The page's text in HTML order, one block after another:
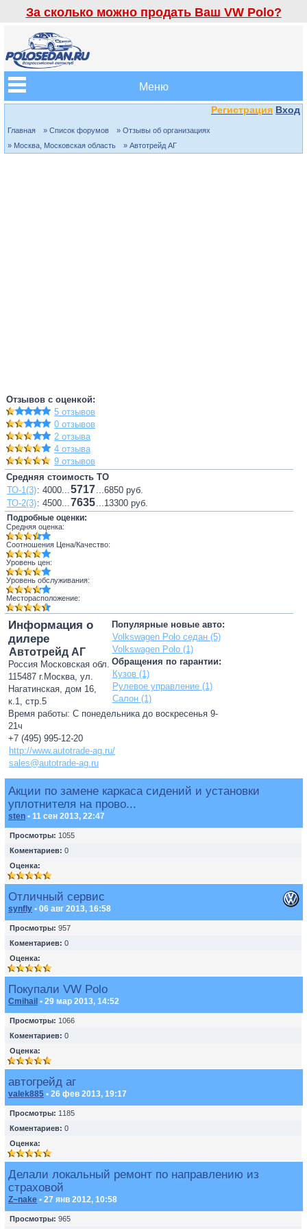
За сколько можно продать Ваш VW Polo?
Меню
Регистрация Вход
Главная » Список форумов
» Отзывы об организациях
» Москва, Московская область
» Автотрейд АГ
Отзывов с оценкой:
5 отзывов
0 отзывов
2 отзыва
4 отзыва
9 отзывов
Средняя стоимость ТО
ТО-1(3): 4000...5717...6850 руб.
ТО-2(3): 4500...7635...13300 руб.
Подробные оценки:
Средняя оценка:
Соотношения Цена/Качество:
Уровень цен:
Уровень обслуживания:
Месторасположение:
Популярные новые авто:
Volkswagen Polo седан (5)
Volkswagen Polo (1)
Обращения по гарантии:
Кузов (1)
Рулевое управление (1)
Салон (1)
Информация о
дилере
Автотрейд АГ
Россия Московская обл.
115487 г.Москва, ул.
Нагатинская, дом 16,
к.1, стр.5
Время работы: С понедельника до воскресенья 9-
21ч
+7 (495) 995-12-20
http://www.autotrade-ag.ru/
sales@autotrade-ag.ru
Акции по замене каркаса сидений и установки
уплотнителя на прово...
sten • 11 сен 2013, 22:47
Просмотры: 1055
Коментариев: 0
Оценка:
Отличный сервис
synfly • 06 авг 2013, 16:58
Просмотры: 957
Коментариев: 0
Оценка:
Покупали VW Polo
Cmihail • 29 мар 2013, 14:52
Просмотры: 1066
Коментариев: 0
Оценка:
автогрейд аг
valek885 • 26 фев 2013, 19:17
Просмотры: 1185
Коментариев: 0
Оценка:
Делали локальный ремонт по направлению из
страховой
Z~nake • 27 янв 2012, 10:58
Просмотры: 965